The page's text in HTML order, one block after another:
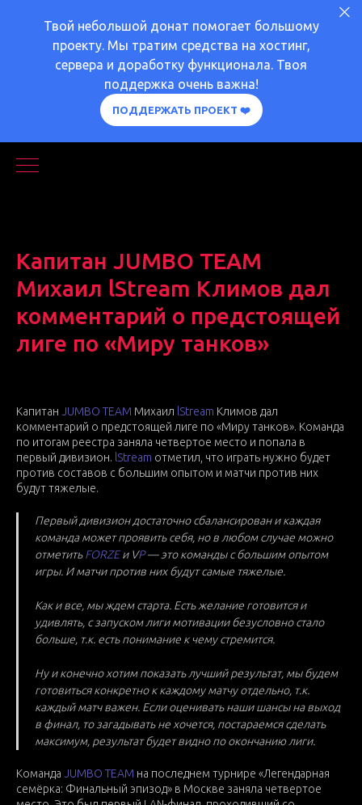
Твой небольшой донат помогает большому
проекту. Мы тратим средства на хостинг,
сервера и доработку функционала. Твоя
поддержка очень важна!
ПОДДЕРЖАТЬ ПРОЕКТ ❤️
Капитан JUMBO TEAM
Михаил lStream Климов дал
комментарий о предстоящей
лиге по «Миру танков»
Капитан JUMBO TEAM Михаил lStream Климов дал
комментарий о предстоящей лиге по «Миру танков». Команда
по итогам реестра заняла четвертое место и попала в
первый дивизион. lStream отметил, что играть нужно будет
против составов с большим опытом и матчи против них
будут тяжелые.
Первый дивизион достаточно сбалансирован и каждая
команда может проявить себя, но в любом случае можно
отметитьFORZEи VP— это команды с большим опытом
игры. И матчи против них будут самые тяжелые.
Как и все, мы ждем старта. Есть желание готовится и
удивлять, с запуском лиги мотивации безусловно стало
больше, т.к. есть понимание к чему стремится.
Ну и конечно хотим показать лучший результат, мы будем
готовиться конкретно к каждому матчу отдельно, т.к.
каждый матч важен. Если оценивать наши шансы на выход
в финал, то загадывать не хочется, постараемся сделать
максимум, результат будет видно по окончанию лиги.
Команда JUMBO TEAM на последнем турнире «Легендарная
семёрка: Финальный эпизод» в Москве заняла четвертое